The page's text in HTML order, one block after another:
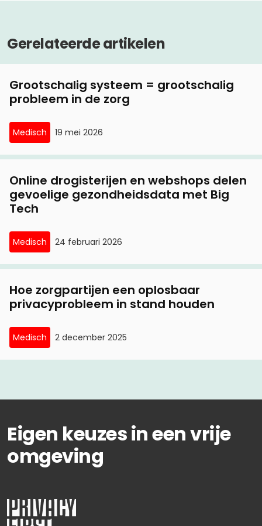
Gerelateerde artikelen
Grootschalig systeem = grootschalig
probleem in de zorg
Medisch 19 mei 2026
Online drogisterijen en webshops delen
gevoelige gezondheidsdata met Big
Tech
Medisch 24 februari 2026
Hoe zorgpartijen een oplosbaar
privacyprobleem in stand houden
Medisch 2 december 2025
Eigen keuzes in een vrije
omgeving